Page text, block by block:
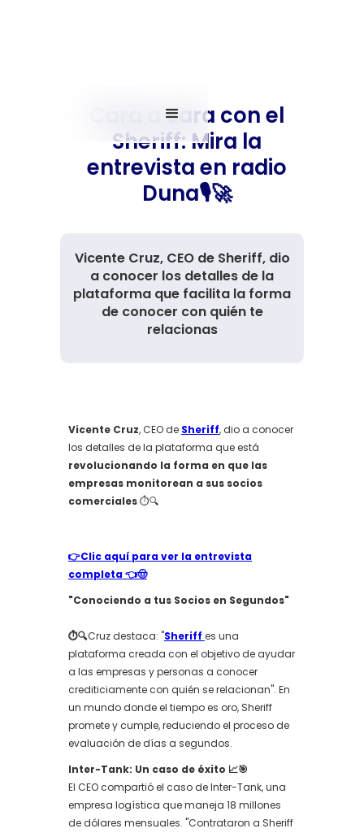
Cara a cara con el
Sheriff: Mira la
entrevista en radio
Duna🎙️🚀
Vicente Cruz, CEO de Sheriff, dio
a conocer los detalles de la
plataforma que facilita la forma
de conocer con quién te
relacionas
Vicente Cruz, CEO de Sheriff, dio a conocer
los detalles de la plataforma que está
revolucionando la forma en que las
empresas monitorean a sus socios
comerciales⏱️🔍
👉Clic aquí para ver la entrevista
completa 👈🤠
"Conociendo a tus Socios en Segundos"
⏱️🔍Cruz destaca: "Sheriff es una
plataforma creada con el objetivo de ayudar
a las empresas y personas a conocer
crediticiamente con quién se relacionan". En
un mundo donde el tiempo es oro, Sheriff
promete y cumple, reduciendo el proceso de
evaluación de días a segundos.
Inter-Tank: Un caso de éxito 📈🎯
El CEO compartió el caso de Inter-Tank, una
empresa logística que maneja 18 millones
de dólares mensuales. "Contrataron a Sheriff